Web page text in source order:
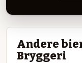
Andere
Bryggeri